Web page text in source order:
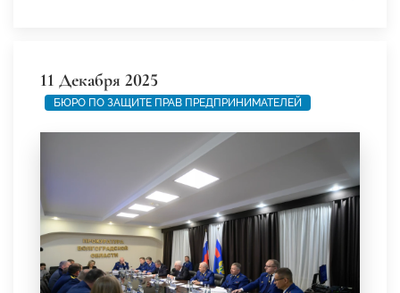
11 Декабря 2025
БЮРО ПО ЗАЩИТЕ ПРАВ ПРЕДПРИНИМАТЕЛЕЙ